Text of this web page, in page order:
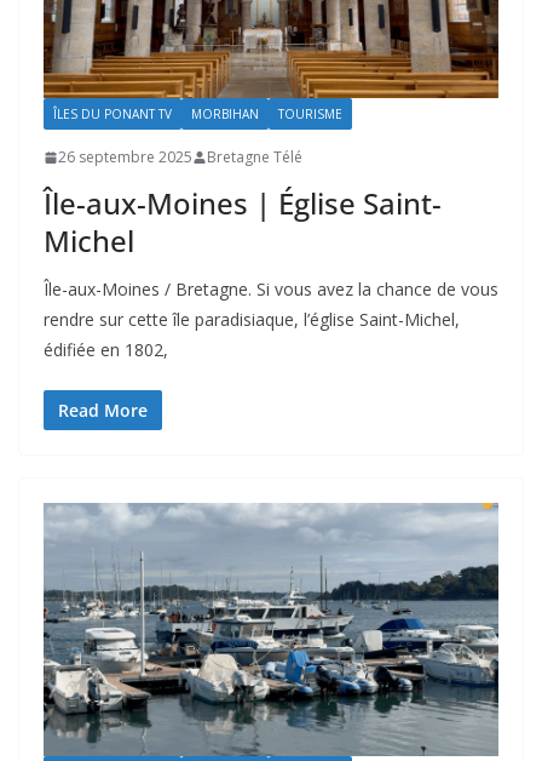
ÎLES DU PONANT TV MORBIHAN TOURISME
26 septembre 2025 Bretagne Télé
Île-aux-Moines | Église Saint-
Michel
Île-aux-Moines / Bretagne. Si vous avez la chance de vous
rendre sur cette île paradisiaque, l’église Saint-Michel,
édifiée en 1802,
Read More